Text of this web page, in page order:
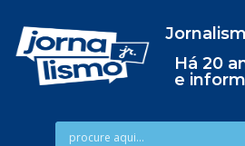
Há 20
e